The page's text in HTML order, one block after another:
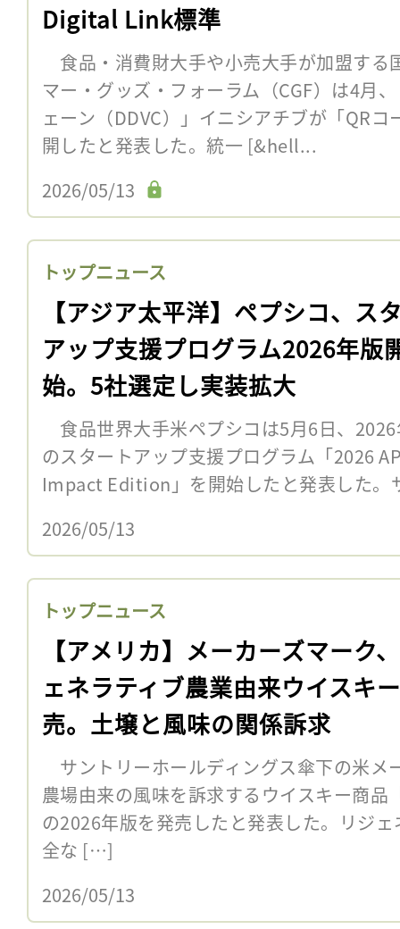
Digital Link標準
食品・消費財大手や小売大手が加盟する
マー・グッズ・フォーラム（CGF）は4月
ェーン（DDVC）」イニシアチブが「QR
開したと発表した。統一 [&hell...
2026/05/13
トップニュース
【アジア太平洋】ペプシコ、ス
アップ支援プログラム2026年版
始。5社選定し実装拡大
食品世界大手米ペプシコは5月6日、
のスタートアップ支援プログラム「2026
Impact Edition」を開始したと発表した
2026/05/13
トップニュース
【アメリカ】メーカーズマーク
ェネラティブ農業由来ウイスキ
売。土壌と風味の関係訴求
サントリーホールディングス傘下の米メ
農場由来の風味を訴求するウイスキー商
の2026年版を発売したと発表した。リジ
全な […]
2026/05/13